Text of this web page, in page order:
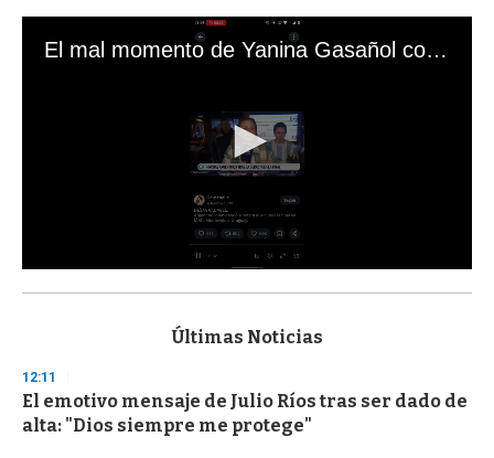
El mal momento de Yanina Gasañol con un hincha argentino en "Subrayado"
s
d
s
o
f
Últimas Noticias
12:11
El emotivo mensaje de Julio Ríos tras ser dado de
alta: "Dios siempre me protege"